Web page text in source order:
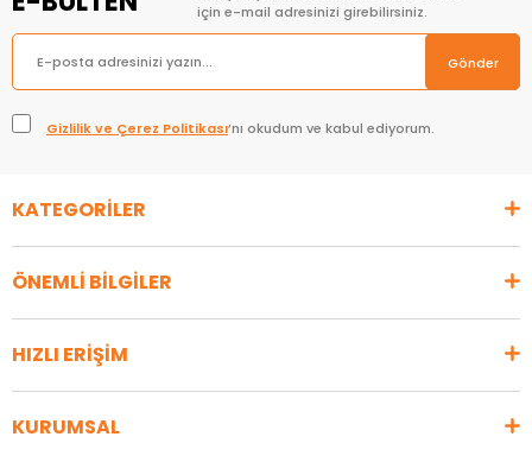
için e-mail adresinizi girebilirsiniz.
Gönder
Gizlilik ve Çerez Politikası’nı okudum ve kabul ediyorum.
KATEGORİLER
ÖNEMLİ BİLGİLER
HIZLI ERİŞİM
KURUMSAL